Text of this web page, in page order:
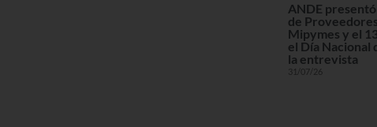
ANDE
de
Mipymes y el
el Día Nacional
la entrevista
31/07/26